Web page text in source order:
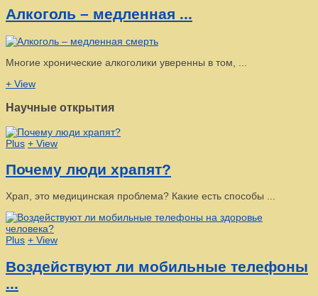
Алкоголь – медленная ...
Многие хронические алкоголики уверенны в том, ...
+ View
Научные открытия
Plus + View
Почему люди храпят?
Храп, это медицинская проблема? Какие есть способы ...
Plus + View
Воздействуют ли мобильные телефоны
...